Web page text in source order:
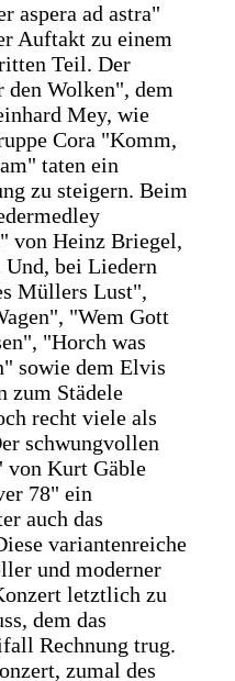
aspera ad astra"
Auftakt zu einem
Teil. Der
den Wolken", dem
Mey, wie
Cora "Komm,
taten ein
zu steigern. Beim
von Heinz Briegel,
Und, bei Liedern
Müllers Lust",
"Wem Gott
"Horch was
sowie dem Elvis
zum Städele
recht viele als
schwungvollen
Kurt Gäble
78" ein
auch das
variantenreiche
und moderner
letztlich zu
dem das
Rechnung trug.
zumal des